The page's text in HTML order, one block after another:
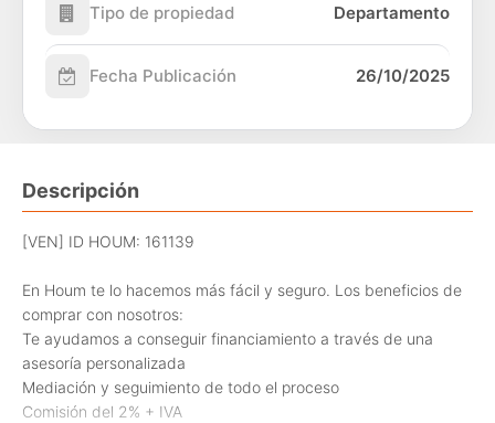
Tipo de propiedad Departamento
Fecha Publicación 26/10/2025
Descripción
[VEN] ID HOUM: 161139
En Houm te lo hacemos más fácil y seguro. Los beneficios de
comprar con nosotros:
Te ayudamos a conseguir financiamiento a través de una
asesoría personalizada
Mediación y seguimiento de todo el proceso
Comisión del 2% + IVA